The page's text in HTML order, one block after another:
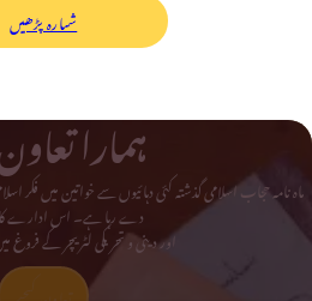
شمارہ پڑھیں
ہمارا
ماہ نامہ حجاب اسلامی گذشتہ کئی دہائیوں سے خواتین میں
دے رہا ہے۔ اس ادارے کا
اور دینی و تحریکی لٹریچر کے فروغ